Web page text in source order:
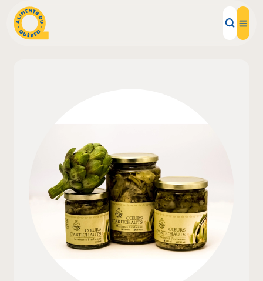
Inspirations d'ici
Restaurants
Institutions
À propos